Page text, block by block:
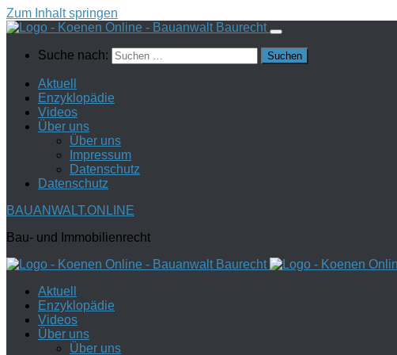
Zum Inhalt springen
Suche nach:
Aktuell
Enzyklopädie
Videos
Über uns
Über uns
Impressum
Datenschutz
Datenschutz
BAUANWALT.ONLINE
Bau- und Immobilienrecht
Aktuell
Enzyklopädie
Videos
Über uns
Über uns